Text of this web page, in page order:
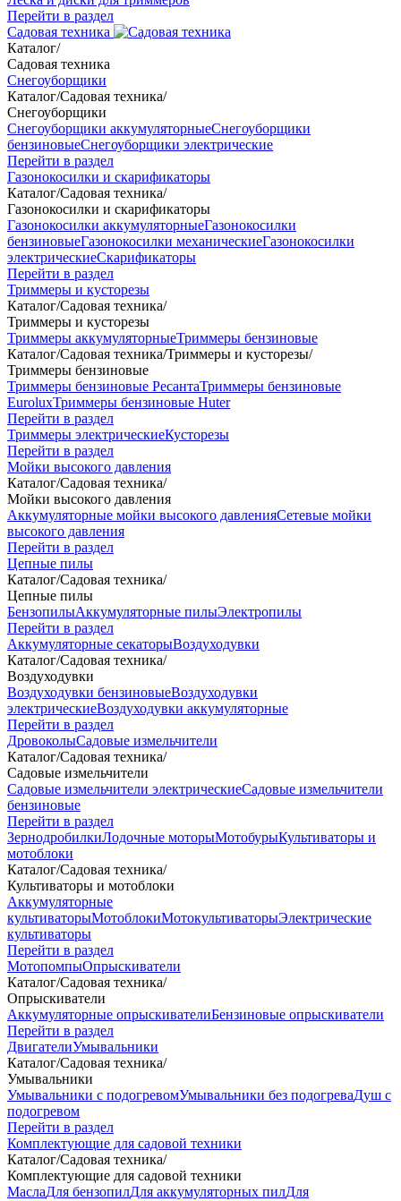
Перейти в раздел
Садовая техника
Каталог/
Садовая техника
Снегоуборщики
Каталог/Садовая техника/
Снегоуборщики
Снегоуборщики аккумуляторныеСнегоуборщики
бензиновыеСнегоуборщики электрические
Перейти в раздел
Газонокосилки и скарификаторы
Каталог/Садовая техника/
Газонокосилки и скарификаторы
Газонокосилки аккумуляторныеГазонокосилки
бензиновыеГазонокосилки механическиеГазонокосилки
электрическиеСкарификаторы
Перейти в раздел
Триммеры и кусторезы
Каталог/Садовая техника/
Триммеры и кусторезы
Триммеры аккумуляторныеТриммеры бензиновые
Каталог/Садовая техника/Триммеры и кусторезы/
Триммеры бензиновые
Триммеры бензиновые РесантаТриммеры бензиновые
EuroluxТриммеры бензиновые Huter
Перейти в раздел
Триммеры электрическиеКусторезы
Перейти в раздел
Мойки высокого давления
Каталог/Садовая техника/
Мойки высокого давления
Аккумуляторные мойки высокого давленияСетевые мойки
высокого давления
Перейти в раздел
Цепные пилы
Каталог/Садовая техника/
Цепные пилы
БензопилыАккумуляторные пилыЭлектропилы
Перейти в раздел
Аккумуляторные секаторыВоздуходувки
Каталог/Садовая техника/
Воздуходувки
Воздуходувки бензиновыеВоздуходувки
электрическиеВоздуходувки аккумуляторные
Перейти в раздел
ДровоколыСадовые измельчители
Каталог/Садовая техника/
Садовые измельчители
Садовые измельчители электрическиеСадовые измельчители
бензиновые
Перейти в раздел
ЗернодробилкиЛодочные моторыМотобурыКультиваторы и
мотоблоки
Каталог/Садовая техника/
Культиваторы и мотоблоки
Аккумуляторные
культиваторыМотоблокиМотокультиваторыЭлектрические
культиваторы
Перейти в раздел
МотопомпыОпрыскиватели
Каталог/Садовая техника/
Опрыскиватели
Аккумуляторные опрыскивателиБензиновые опрыскиватели
Перейти в раздел
ДвигателиУмывальники
Каталог/Садовая техника/
Умывальники
Умывальники с подогревомУмывальники без подогреваДуш с
подогревом
Перейти в раздел
Комплектующие для садовой техники
Каталог/Садовая техника/
Комплектующие для садовой техники
МаслаДля бензопилДля аккумуляторных пилДля